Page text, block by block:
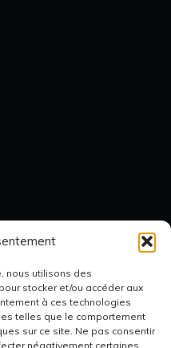
nous utilisons des
stocker et/ou accéder aux
à ces technologies
telles que le comportement
sur ce site. Ne pas consentir
négativement certaines